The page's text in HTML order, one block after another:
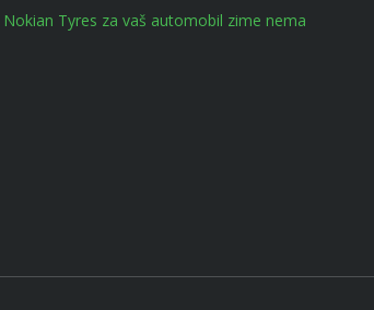
Nokian Tyres za vaš automobil zime nema